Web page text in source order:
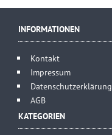
INFORMATIONEN
Kontakt
Impressum
Datenschutzerklärung
AGB
KATEGORIEN